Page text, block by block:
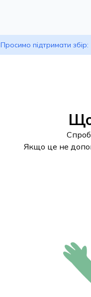
Просимо підтримати збір:
Якщо це не